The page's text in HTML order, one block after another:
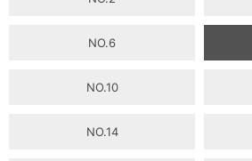
NO.6
NO.10
NO.14